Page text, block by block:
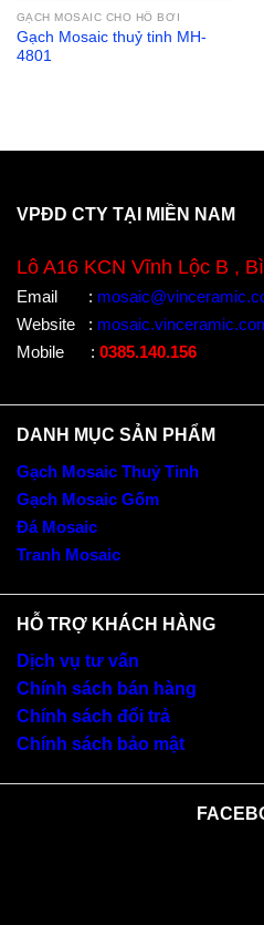
GẠCH MOSAIC CHO HỒ BƠI
Gạch Mosaic thuỷ tinh MH-
4801
VPĐD CTY TẠI MIỀN NAM
Lô A16 KCN Vĩnh Lộc B ,
Email :
Website
:
Mobile
: 0385.140.156
DANH MỤC SẢN PHẨM
Gạch Mosaic Thuỷ Tinh
Gạch Mosaic Gốm
Đá Mosaic
Tranh Mosaic
HỖ TRỢ KHÁCH HÀNG
Dịch vụ tư vấn
Chính sách bán hàng
Chính sách đổi trả
Chính sách bảo mật